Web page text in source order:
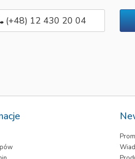
(+48) 12 430 20 04